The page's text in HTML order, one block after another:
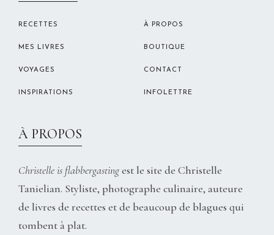
RECETTES
MES LIVRES
VOYAGES
INSPIRATIONS
À PROPOS
BOUTIQUE
CONTACT
INFOLETTRE
À PROPOS
Christelle is flabbergastingest le site de Christelle
Tanielian. Styliste, photographe culinaire, auteure
de livres de recettes et de beaucoup de blagues qui
tombent à plat.